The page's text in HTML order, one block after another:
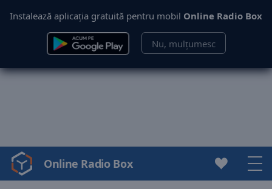
Instalează aplicația gratuită pentru mobil Online Radio Box
Nu, mulțumesc
Video
Player
Online Radio Box